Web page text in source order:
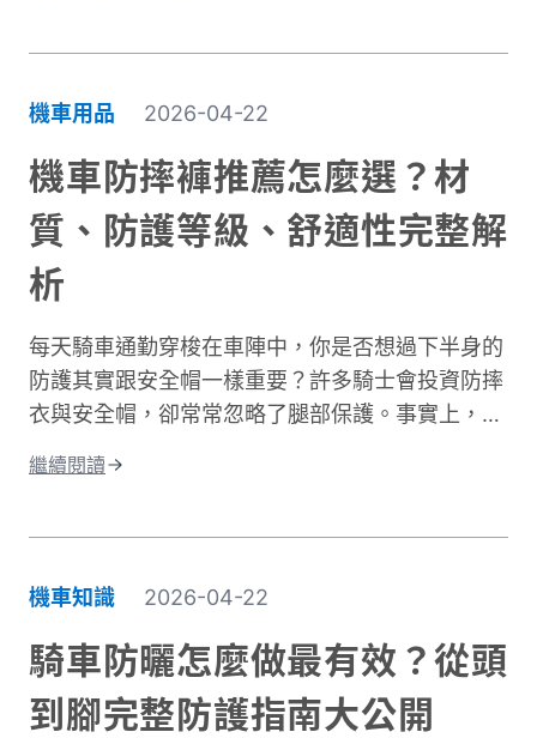
機車用品 2026-04-22
機車防摔褲推薦怎麼選？材
質、防護等級、舒適性完整解
析
每天騎車通勤穿梭在車陣中，你是否想過下半身的
防護其實跟安全帽一樣重要？許多騎士會投資防摔
衣與安全帽，卻常常忽略了腿部保護。事實上，大
據交通部統計，機車事故傷亡中，頭部仍是最高致
部位。專業的機車防摔褲內建護膝、採用耐磨材
質，能在摔車瞬間提供關鍵保護。這與一般牛仔褲
或休閒褲有著根本性的差異。在台灣這個機車密度
極高的環境中，道路狀況複雜、天氣多變。突然下
雨導致路面濕滑、緊急煞車、車流密集，都讓騎士
繼續閱讀
機車知識 2026-04-22
騎車防曬怎麼做最有效？從頭
到腳完整防護指南大公開